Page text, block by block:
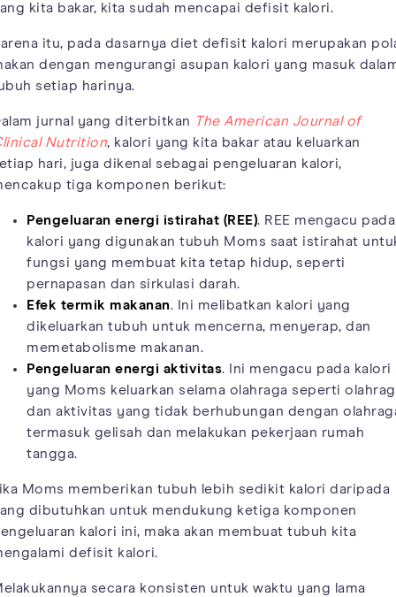
kita bakar, kita sudah mencapai defisit kalori.
itu, pada dasarnya diet defisit kalori merupakan
dengan mengurangi asupan kalori yang masuk
setiap harinya.
jurnal yang diterbitkan The American Journal of
Nutrition, kalori yang kita bakar atau keluarkan
hari, juga dikenal sebagai pengeluaran kalori,
tiga komponen berikut:
Pengeluaran energi istirahat (REE). REE mengacu pada
kalori yang digunakan tubuh Moms saat istirahat
fungsi yang membuat kita tetap hidup, seperti
pernapasan dan sirkulasi darah.
Efek termik makanan. Ini melibatkan kalori yang
dikeluarkan tubuh untuk mencerna, menyerap, dan
memetabolisme makanan.
Pengeluaran energi aktivitas. Ini mengacu pada kalori
yang Moms keluarkan selama olahraga seperti
dan aktivitas yang tidak berhubungan dengan
termasuk gelisah dan melakukan pekerjaan rumah
tangga.
Moms memberikan tubuh lebih sedikit kalori daripada
dibutuhkan untuk mendukung ketiga komponen
kalori ini, maka akan membuat tubuh kita
defisit kalori.
secara konsisten untuk waktu yang lama